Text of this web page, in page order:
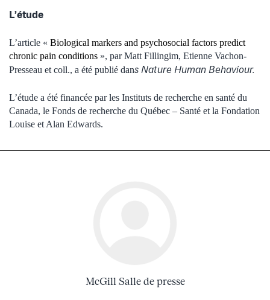
L’étude
L’article « Biological markers and psychosocial factors predict
chronic pain conditions », par Matt Fillingim, Etienne Vachon-
Presseau et coll., a été publié dans Nature Human Behaviour.
L’étude a été financée par les Instituts de recherche en santé du
Canada, le Fonds de recherche du Québec – Santé et la Fondation
Louise et Alan Edwards.
McGill Salle de presse